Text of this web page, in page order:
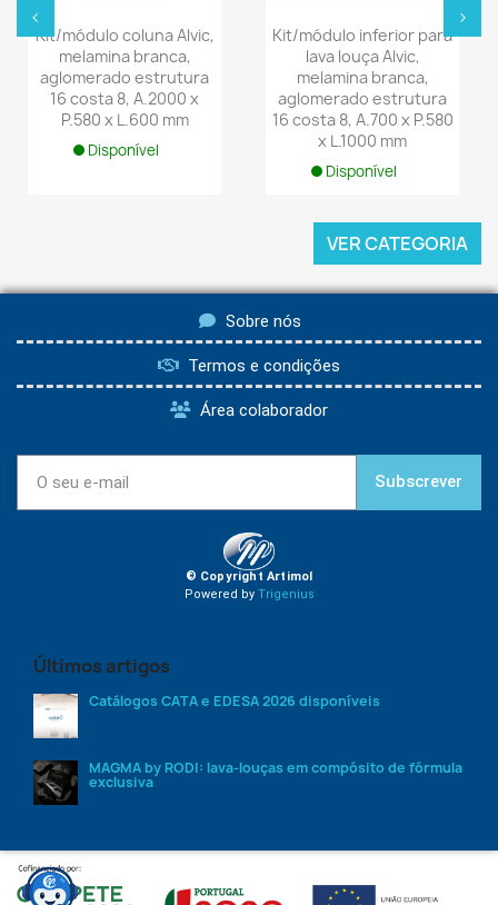
Kit/módulo coluna Alvic,
melamina branca,
aglomerado estrutura
16 costa 8, A.2000 x
P.580 x L.600 mm
Disponível
Kit/módulo inferior para
lava louça Alvic,
melamina branca,
aglomerado estrutura
16 costa 8, A.700 x P.580
x L.1000 mm
Disponível
‹ ›
VER CATEGORIA
Sobre nós
Termos e condições
Área colaborador
Subscrever
© Copyright Artimol
Powered by Trigenius
Últimos artigos
Catálogos CATA e EDESA 2026 disponíveis
MAGMA by RODI: lava-louças em compósito de fórmula
exclusiva